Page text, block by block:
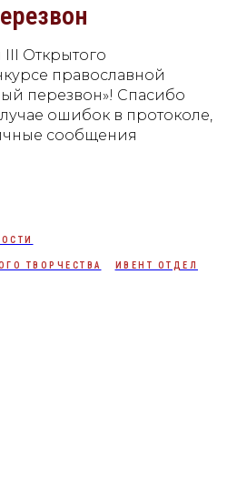
Открытого
православной
перезвон»! Спасибо
ошибок в протоколе,
сообщения
ТВОРЧЕСТВА ИВЕНТ ОТДЕЛ